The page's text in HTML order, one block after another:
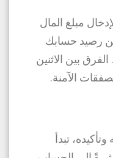
مبلغ المال
رصيد حسابك
بين الاثنين
الآمنة.
تبدأ